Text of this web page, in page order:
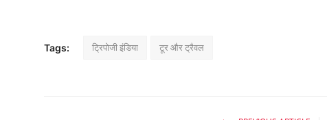
Tags: ट्रिपोजी इंडिया टूर और ट्रैवल